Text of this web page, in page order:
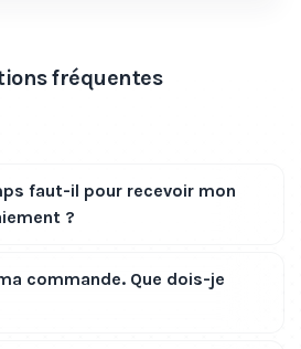
fréquentes
faut-il pour recevoir mon
?
commande. Que dois-je